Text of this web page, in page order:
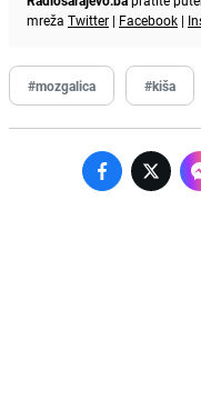
mreža Twitter | Facebook |
#mozgalica #kiša